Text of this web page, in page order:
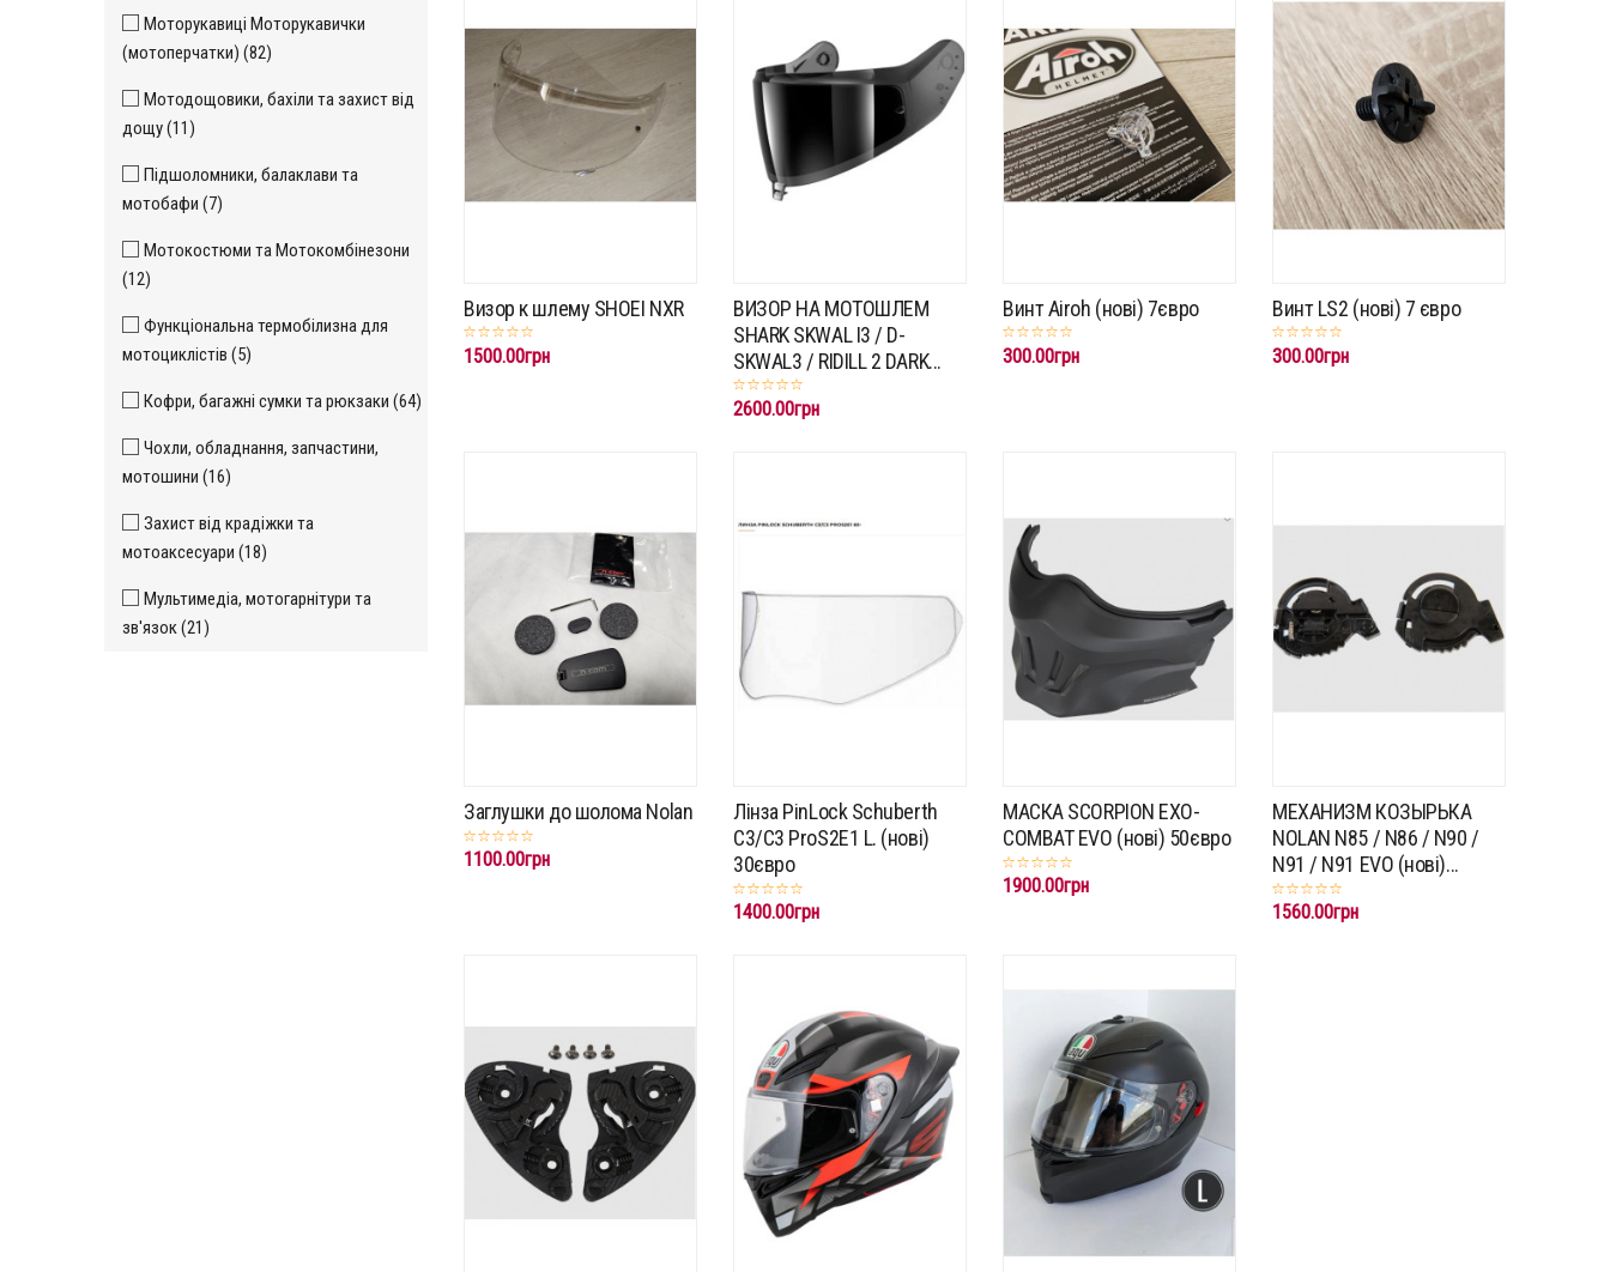
Моторукавиці Моторукавички
(мотоперчатки) (82)
Мотодощовики, бахіли та захист від
дощу (11)
Підшоломники, балаклави та
мотобафи (7)
Мотокостюми та Мотокомбінезони
(12)
Функціональна термобілизна для
мотоциклістів (5)
Кофри, багажні сумки та рюкзаки (64)
Чохли, обладнання, запчастини,
мотошини (16)
Захист від крадіжки та
мотоаксесуари (18)
Мультимедіа, мотогарнітури та
зв'язок (21)
Визор к шлему SHOEI NXR
1500.00грн
ВИЗОР НА МОТОШЛЕМ
SHARK SKWAL I3 / D-
SKWAL3 / RIDILL 2 DARK...
2600.00грн
Винт Airoh (нові) 7євро
300.00грн
Винт LS2 (нові) 7 євро
300.00грн
Заглушки до шолома Nolan
1100.00грн
Лінза PinLock Schuberth
C3/C3 ProS2E1 L. (нові)
30євро
1400.00грн
МАСКА SCORPION EXO-
COMBAT EVO (нові) 50євро
1900.00грн
МЕХАНИЗМ КОЗЫРЬКА
NOLAN N85 / N86 / N90 /
N91 / N91 EVO (нові)...
1560.00грн